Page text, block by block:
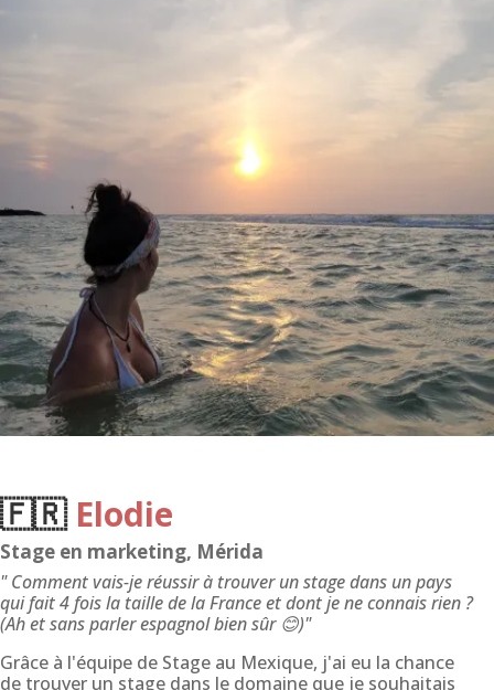
🇫🇷 Elodie
Stage en marketing, Mérida
" Comment vais-je réussir à trouver un stage dans un pays
qui fait 4 fois la taille de la France et dont je ne connais rien ?
(Ah et sans parler espagnol bien sûr 😊)"
Grâce à l'équipe de Stage au Mexique, j'ai eu la chance
de trouver un stage dans le domaine que je souhaitais